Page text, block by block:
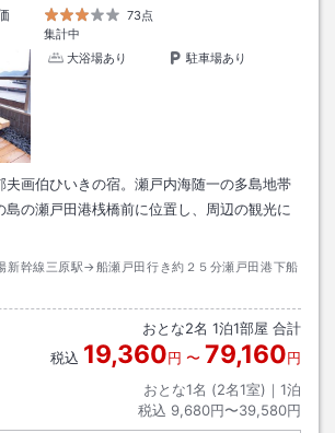
73点
集計中
大浴場あり
駐車場あり
夫画伯ひいきの宿。瀬戸内海随一の多島地帯
島の瀬戸田港桟橋前に位置し、周辺の観光に
新幹線三原駅→船瀬戸田行き約２５分瀬戸田港下船
おとな2名 1泊1部屋 合計
税込 19,360円 〜 79,160円
おとな1名 (2名1室)｜ 1泊
税込 9,680円〜39,580円